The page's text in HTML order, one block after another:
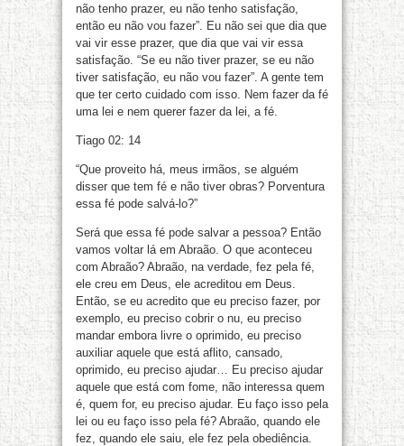
não tenho prazer, eu não tenho satisfação,
então eu não vou fazer”. Eu não sei que dia que
vai vir esse prazer, que dia que vai vir essa
satisfação. “Se eu não tiver prazer, se eu não
tiver satisfação, eu não vou fazer”. A gente tem
que ter certo cuidado com isso. Nem fazer da fé
uma lei e nem querer fazer da lei, a fé.
Tiago 02: 14
“Que proveito há, meus irmãos, se alguém
disser que tem fé e não tiver obras? Porventura
essa fé pode salvá-lo?”
Será que essa fé pode salvar a pessoa? Então
vamos voltar lá em Abraão. O que aconteceu
com Abraão? Abraão, na verdade, fez pela fé,
ele creu em Deus, ele acreditou em Deus.
Então, se eu acredito que eu preciso fazer, por
exemplo, eu preciso cobrir o nu, eu preciso
mandar embora livre o oprimido, eu preciso
auxiliar aquele que está aflito, cansado,
oprimido, eu preciso ajudar… Eu preciso ajudar
aquele que está com fome, não interessa quem
é, quem for, eu preciso ajudar. Eu faço isso pela
lei ou eu faço isso pela fé? Abraão, quando ele
fez, quando ele saiu, ele fez pela obediência.